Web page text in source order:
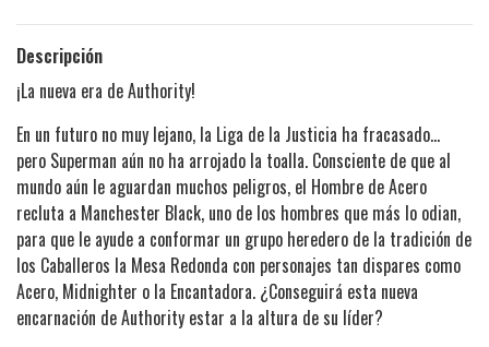
Descripción
¡La nueva era de Authority!
En un futuro no muy lejano, la Liga de la Justicia ha fracasado...
pero Superman aún no ha arrojado la toalla. Consciente de que al
mundo aún le aguardan muchos peligros, el Hombre de Acero
recluta a Manchester Black, uno de los hombres que más lo odian,
para que le ayude a conformar un grupo heredero de la tradición de
los Caballeros la Mesa Redonda con personajes tan dispares como
Acero, Midnighter o la Encantadora. ¿Conseguirá esta nueva
encarnación de Authority estar a la altura de su líder?